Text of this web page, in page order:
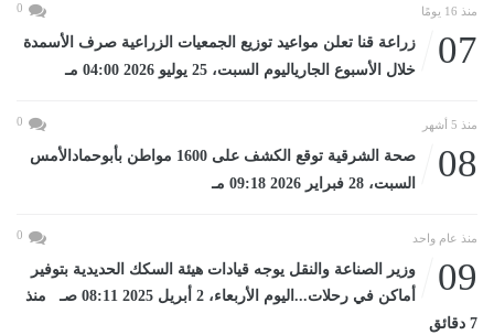
منذ 16 يومًا 0
07
زراعة قنا تعلن مواعيد توزيع الجمعيات الزراعية صرف الأسمدة
خلال الأسبوع الجارياليوم السبت، 25 يوليو 2026 04:00 مـ
منذ 5 أشهر 0
08
صحة الشرقية توقع الكشف على 1600 مواطن بأبوحمادالأمس
السبت، 28 فبراير 2026 09:18 مـ
منذ عام واحد 0
09
وزير الصناعة والنقل يوجه قيادات هيئة السكك الحديدية بتوفير
أماكن في رحلات...اليوم الأربعاء، 2 أبريل 2025 08:11 صـ منذ
7 دقائق